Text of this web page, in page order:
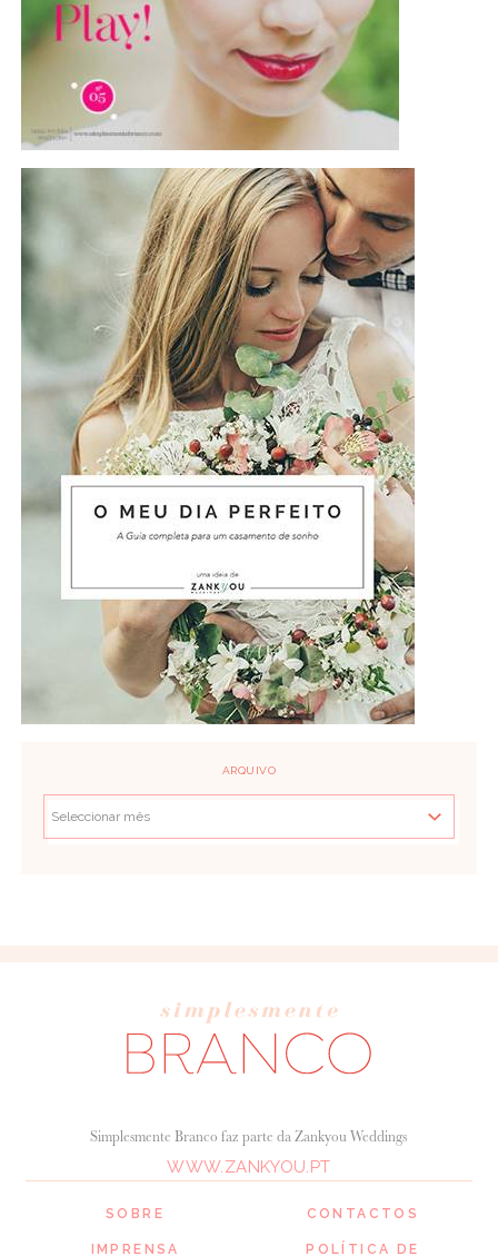
ARQUIVO
SOBRE
IMPRENSA
Simplesmente Branco faz parte da Zankyou Weddings
WWW.ZANKYOU.PT
CONTACTOS
POLÍTICA DE